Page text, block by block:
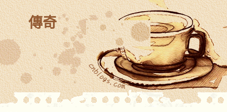
傳奇